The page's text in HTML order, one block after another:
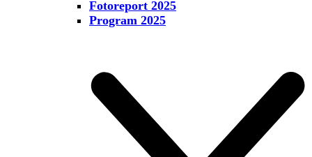
Fotoreport 2025
Program 2025